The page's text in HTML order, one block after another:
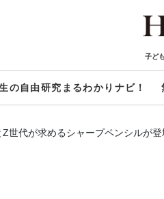
子ど
の自由研究まるわかりナビ！
Z世代が求めるシャープペンシルが